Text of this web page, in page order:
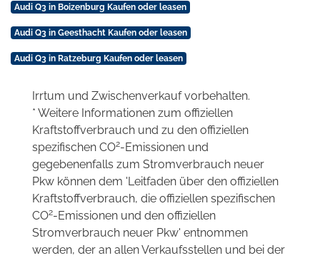
Audi Q3 in Boizenburg Kaufen oder leasen
Audi Q3 in Geesthacht Kaufen oder leasen
Audi Q3 in Ratzeburg Kaufen oder leasen
Irrtum und Zwischenverkauf vorbehalten.
* Weitere Informationen zum offiziellen
Kraftstoffverbrauch und zu den offiziellen
spezifischen CO2-Emissionen und
gegebenenfalls zum Stromverbrauch neuer
Pkw können dem 'Leitfaden über den offiziellen
Kraftstoffverbrauch, die offiziellen spezifischen
CO2-Emissionen und den offiziellen
Stromverbrauch neuer Pkw' entnommen
werden, der an allen Verkaufsstellen und bei der